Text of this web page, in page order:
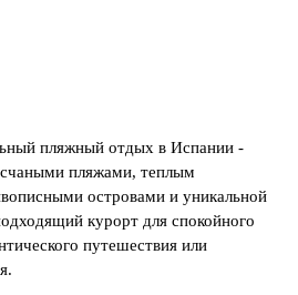
пляжный отдых в Испании -
пляжами, теплым
островами и уникальной
курорт для спокойного
путешествия или